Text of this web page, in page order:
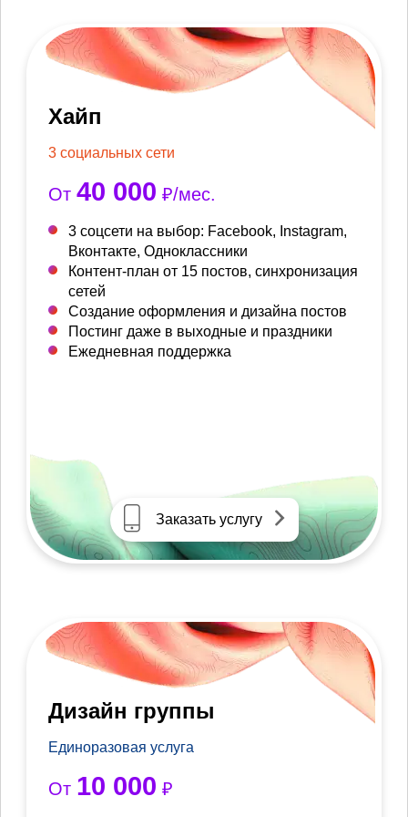
Хайп
3 социальных сети
От 40 000 ₽/мес.
3 соцсети на выбор: Facebook, Instagram,
Вконтакте, Одноклассники
Контент-план от 15 постов, синхронизация
сетей
Создание оформления и дизайна постов
Постинг даже в выходные и праздники
Ежедневная поддержка
Заказать услугу
Дизайн группы
Единоразовая услуга
От 10 000 ₽